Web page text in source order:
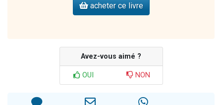
acheter ce livre
Avez-vous aimé ?
OUI NON